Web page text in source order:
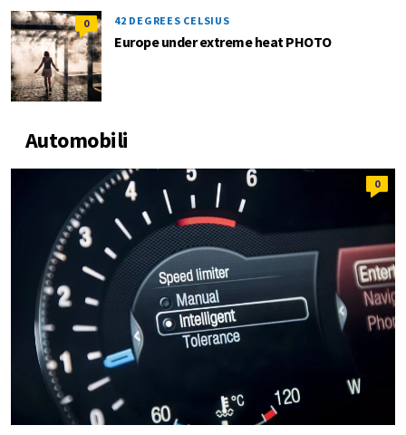
0 42 DEGREES CELSIUS
Europe under extreme heat PHOTO
Automobili
0